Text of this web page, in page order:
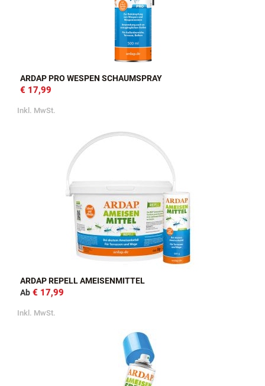
ARDAP PRO WESPEN SCHAUMSPRAY
€ 17,99
Inkl. MwSt.
ARDAP REPELL AMEISENMITTEL
Ab € 17,99
Inkl. MwSt.